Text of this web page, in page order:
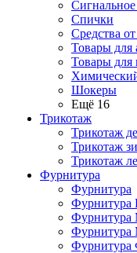
Спички
Средства
Товары для
Товары для
Шокеры
Ещё 16
Трикотаж
Трикотаж
Трикотаж
Трикотаж
Фурнитура
Фурнитура